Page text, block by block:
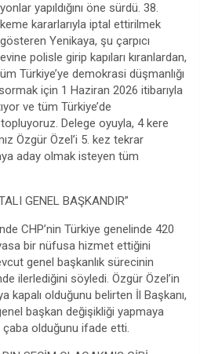
yapıldığını öne sürdü. 38.
kararlarıyla iptal ettirilmek
Yenikaya, şu çarpıcı
polisle girip kapıları kıranlardan,
Türkiye’ye demokrasi düşmanlığı
için 1 Haziran 2026 itibarıyla
ve tüm Türkiye’de
Delege oyuyla, 4 kere
Özgür Özel’i 5. kez tekrar
aday olmak isteyen tüm
GENEL BAŞKANDIR”
CHP’nin Türkiye genelinde 420
bir nüfusa hizmet ettiğini
genel başkanlık sürecinin
ilerlediğini söyledi. Özgür Özel’in
kapalı olduğunu belirten İl Başkanı,
başkan değişikliği yapmaya
çaba olduğunu ifade etti.